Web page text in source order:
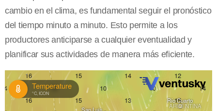
cambio en el clima, es fundamental seguir el pronóstico
del tiempo minuto a minuto. Esto permite a los
productores anticiparse a cualquier eventualidad y
planificar sus actividades de manera más eficiente.